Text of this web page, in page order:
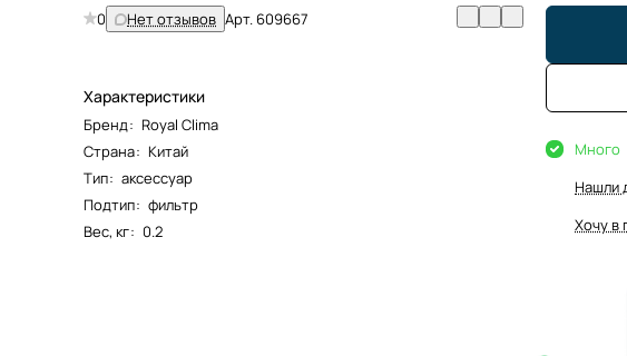
0 Нет отзывов Арт.609667
Характеристики
Бренд: Royal Clima
Страна: Китай
Тип: аксессуар
Подтип: фильтр
Вес, кг: 0.2
Много
Нашли
Хочу в